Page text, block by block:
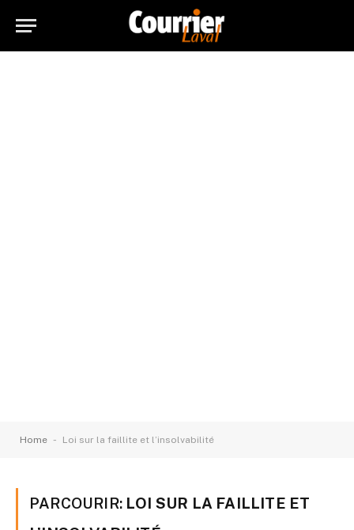
Home - Loi sur la faillite et l’insolvabilité
PARCOURIR: LOI SUR LA FAILLITE ET